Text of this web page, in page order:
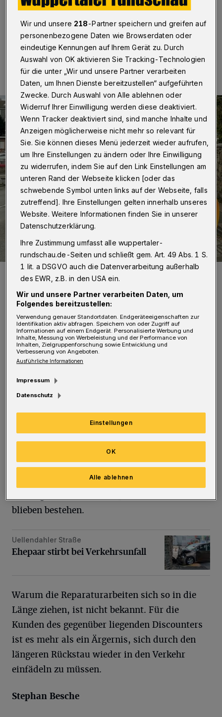
Betr.: Uellendahler Straße
02.01.2023 , 09:00 Uhr Eine Minute Lesezeit
Die Situation an der Uellendahler Straße.
Foto: Stephan Besche
S eit dem tragischen Verkehrsunfall vom 4.
Juni letzten Jahres ist der
Kreuzungsbereich Am Raukamp / Uellendahler
Straße um eine Fahrspur reduziert. Dies war
Grundstücksmauer so stark beschädigte, dass
die Statik nachzugeben drohte. Das war vor
einem halben Jahr. Die unmittelbare Gefahr
(einstürzende Mauerteile) wurde zwar
mittlerweile durch Teilabtragung der besagten
blieben bestehen.
Ehepaar stirbt bei Verkehrsunfall
Uellendahler Straße
Ehepaar stirbt bei Verkehrsunfall
Warum die Reparaturarbeiten sich so in die
Länge ziehen, ist nicht bekannt. Für die
Kunden des gegenüber liegenden Discounters
ist es mehr als ein Ärgernis, sich durch den
längeren Rückstau wieder in den Verkehr
einfädeln zu müssen.
Stephan Besche
Wir und unsere 218-Partner speichern und greifen auf
personenbezogene Daten wie Browserdaten oder
eindeutige Kennungen auf Ihrem Gerät zu. Durch
Auswahl von OK aktivieren Sie Tracking-Technologien
für die unter „Wir und unsere Partner verarbeiten
Daten, um Ihnen Dienste bereitzustellen“ aufgeführten
Zwecke. Durch Auswahl von Alle ablehnen oder
Widerruf Ihrer Einwilligung werden diese deaktiviert.
Wenn Tracker deaktiviert sind, sind manche Inhalte und
Anzeigen möglicherweise nicht mehr so relevant für
Sie. Sie können dieses Menü jederzeit wieder aufrufen,
um Ihre Einstellungen zu ändern oder Ihre Einwilligung
zu widerrufen, indem Sie auf den Link Einstellungen am
unteren Rand der Webseite klicken [oder das
schwebende Symbol unten links auf der Webseite, falls
zutreffend]. Ihre Einstellungen gelten innerhalb unseres
Website. Weitere Informationen finden Sie in unserer
Datenschutzerklärung.
Ihre Zustimmung umfasst alle wuppertaler-
rundschau.de-Seiten und schließt gem. Art. 49 Abs. 1 S.
1 lit. a DSGVO auch die Datenverarbeitung außerhalb
des EWR, z.B. in den USA ein.
Wir und unsere Partner verarbeiten Daten, um
Folgendes bereitzustellen:
Verwendung genauer Standortdaten. Endgeräteeigenschaften zur
Identifikation aktiv abfragen. Speichern von oder Zugriff auf
Informationen auf einem Endgerät. Personalisierte Werbung und
Inhalte, Messung von Werbeleistung und der Performance von
Inhalten, Zielgruppenforschung sowie Entwicklung und
Verbesserung von Angeboten.
Ausführliche Informationen
Impressum
Datenschutz
Einstellungen
Alle ablehnen
OK